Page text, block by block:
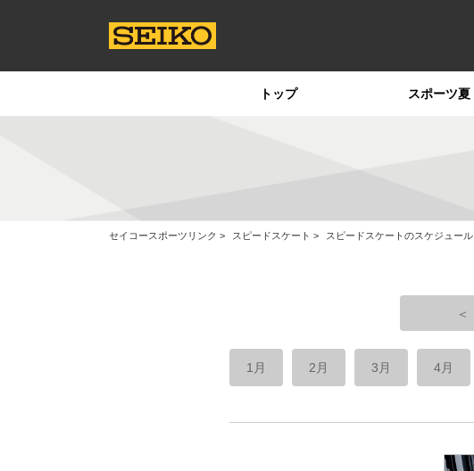
トップ スポーツ夏
セイコースポーツリンク スピードスケート スピードスケートのスケジュール
＜
1月 2月 3月 4月